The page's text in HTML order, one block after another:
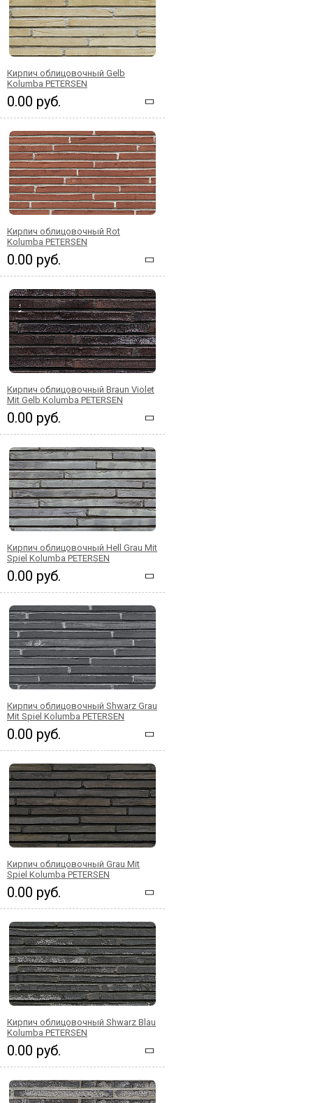
Кирпич облицовочный Gelb
Kolumba PETERSEN
0.00 руб.
Кирпич облицовочный Rot
Kolumba PETERSEN
0.00 руб.
Кирпич облицовочный Braun Violet
Mit Gelb Kolumba PETERSEN
0.00 руб.
Кирпич облицовочный Hell Grau Mit
Spiel Kolumba PETERSEN
0.00 руб.
Кирпич облицовочный Shwarz Grau
Mit Spiel Kolumba PETERSEN
0.00 руб.
Кирпич облицовочный Grau Mit
Spiel Kolumba PETERSEN
0.00 руб.
Кирпич облицовочный Shwarz Blau
Kolumba PETERSEN
0.00 руб.